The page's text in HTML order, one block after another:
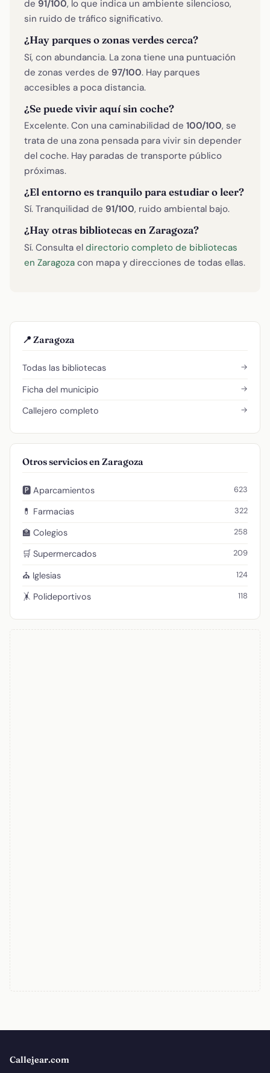
de 91/100, lo que indica un ambiente silencioso,
sin ruido de tráfico significativo.
¿Hay parques o zonas verdes cerca?
Sí, con abundancia. La zona tiene una puntuación
de zonas verdes de 97/100. Hay parques
accesibles a poca distancia.
¿Se puede vivir aquí sin coche?
Excelente. Con una caminabilidad de 100/100, se
trata de una zona pensada para vivir sin depender
del coche. Hay paradas de transporte público
próximas.
¿El entorno es tranquilo para estudiar o leer?
Sí. Tranquilidad de 91/100, ruido ambiental bajo.
¿Hay otras bibliotecas en Zaragoza?
Sí. Consulta el directorio completo de bibliotecas
en Zaragoza con mapa y direcciones de todas ellas.
📍 Zaragoza
Todas las bibliotecas →
Ficha del municipio →
Callejero completo →
Otros servicios en Zaragoza
🅿️ Aparcamientos 623
💊 Farmacias 322
🏫 Colegios 258
🛒 Supermercados 209
⛪ Iglesias 124
🤸 Polideportivos 118
Callejear.com